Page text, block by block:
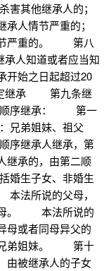
其他继承人的；
人情节严重的；
节严重的。 第八
人知道或者应当知
开始之日起超过20
继承 第九条继
顺序继承： 第一
弟姐妹、祖父
继承人继承，第
继承的，由第二顺
生子女、非婚生
法所说的父母，
母。 本法所说的
母或者同母异父的
兄弟姐妹。 第十
由被继承人的子女